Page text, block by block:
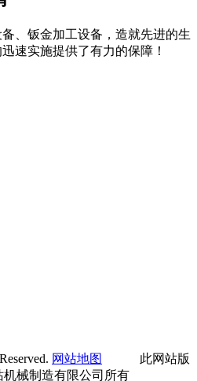
、钣金加工设备，造就先进的生
速实施提供了有力的保障！
网站地图
此网站版
械制造有限公司所有